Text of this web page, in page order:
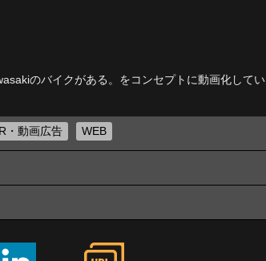
のバイクがある。をコンセプトに動画化してい
・動画広告 WEB